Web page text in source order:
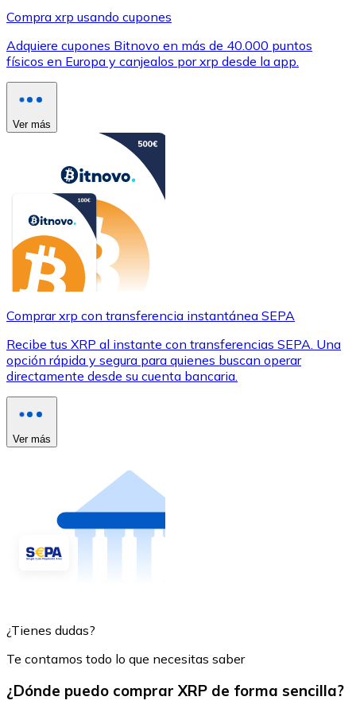
Compra xrp usando cupones
Adquiere cupones Bitnovo en más de 40.000 puntos
físicos en Europa y canjealos por xrp desde la app.
Ver más
Comprar xrp con transferencia instantánea SEPA
Recibe tus XRP al instante con transferencias SEPA. Una
opción rápida y segura para quienes buscan operar
directamente desde su cuenta bancaria.
Ver más
¿Tienes dudas?
Te contamos todo lo que necesitas saber
¿Dónde puedo comprar XRP de forma sencilla?